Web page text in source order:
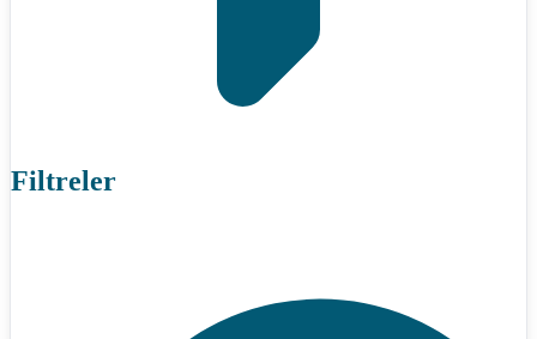
Filtreler